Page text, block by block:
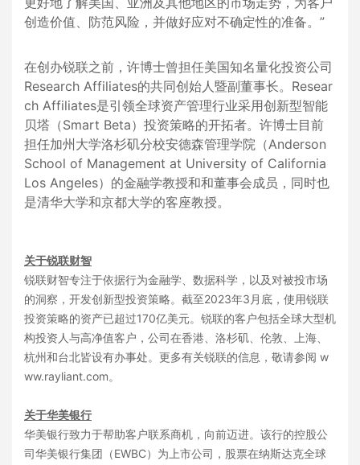
创造价值、防范风险，并做好应对不确定性的准备。”
在创办锐联之前，许博士曾担任美国知名量化投资公司
Research Affiliates的共同创始人暨副董事长。Resear
ch Affiliates是引领全球资产管理行业采用创新型智能
贝塔（Smart Beta）投资策略的开拓者。许博士目前
担任加州大学洛杉矶分校安德森管理学院（Anderson
School of Management at University of California
Los Angeles）的金融学教授和和董事会成员，同时也
是清华大学和京都大学的客座教授。
关于锐联财智
锐联财智专注于依据行为金融学、数据科学，以及对被投市场
的洞察，开发创新型投资策略。截至2023年3月底，使用锐联
投资策略的资产已超过170亿美元。锐联的客户包括全球大型机
构投资人与高净值客户，公司在香港、洛杉矶、伦敦、上海、
杭州和台北皆设有办事处。更多有关锐联的信息，敬请参阅 w
ww.rayliant.com。
关于华美银行
华美银行致力于帮助客户联系商机，向前迈进。该行的控股公
司华美银行集团（EWBC）为上市公司，股票在纳斯达克全球